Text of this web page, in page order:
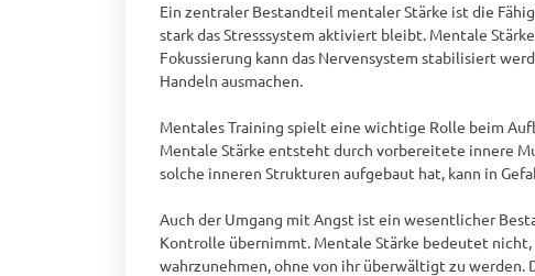
Ein zentraler Bestandteil mentaler Stärke ist die
stark das Stresssystem aktiviert bleibt. Mentale
Fokussierung kann das Nervensystem stabilisiert
Handeln ausmachen.
Mentales Training spielt eine wichtige Rolle beim
Mentale Stärke entsteht durch vorbereitete innere
solche inneren Strukturen aufgebaut hat, kann in
Auch der Umgang mit Angst ist ein wesentlicher
Kontrolle übernimmt. Mentale Stärke bedeutet
wahrzunehmen, ohne von ihr überwältigt zu werden.